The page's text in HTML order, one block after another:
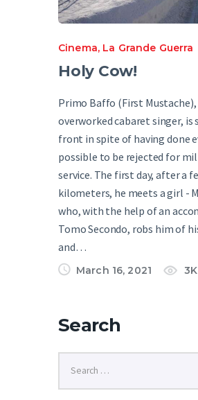
Cinema, La Grande Guerra
Holy Cow!
Primo Baffo (First Mustache),
overworked cabaret singer,
front in spite of having done
possible to be rejected for
service. The first day, after a
kilometers, he meets a girl -
who, with the help of an
Tomo Secondo, robs him of
and…
March 16, 2021 3K
Search